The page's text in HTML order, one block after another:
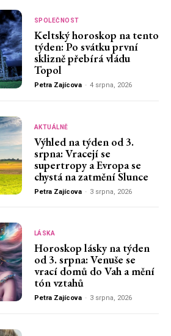
SPOLEČNOST
Keltský horoskop na tento
týden: Po svátku první
sklizně přebírá vládu
Topol
Petra Zajícova - 4 srpna, 2026
AKTUÁLNĚ
Výhled na týden od 3.
srpna: Vracejí se
supertropy a Evropa se
chystá na zatmění Slunce
Petra Zajícova - 3 srpna, 2026
LÁSKA
Horoskop lásky na týden
od 3. srpna: Venuše se
vrací domů do Vah a mění
tón vztahů
Petra Zajícova - 3 srpna, 2026